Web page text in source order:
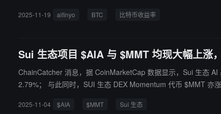
2025-11-19 aifinyo BTC 比特币收益率
Sui 生态项目 $AIA 与 $MMT 均现大幅上涨
ChainCatcher 消息，据 CoinMarketCap 数据显示，Sui 生态
2.79%； 与此同时，SUI 生态 DEX Momentum 代币 $MMT 亦涨势迅猛，现报 0.7602 美元，市值达 1.55 亿美元。其 24 小时交易量激增超 850,000%，市场关注度极高。 $AIA 与 $MMT 作为 Sui 生态头部
行积极布局。
2025-11-04 $AIA $MMT Sui 生态